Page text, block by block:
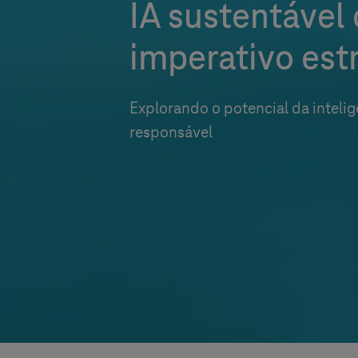
IA sustentável
imperativo
Explorando o potencial da
responsável